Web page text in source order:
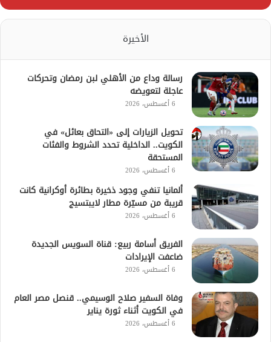
الأخيرة
رسالة وداع من الأهلي لبن رمضان وتحركات
عاجلة لتعويضه
6 أغسطس، 2026
تحويل الزيارات إلى «التحاق بعائل» في
الكويت.. الداخلية تحدد الشروط والفئات
المستحقة
6 أغسطس، 2026
ألمانيا تنفي وجود ذخيرة بطائرة أوكرانية كانت
قريبة من مسيّرة مطار لايبتسيج
6 أغسطس، 2026
الفريق أسامة ربيع: قناة السويس الجديدة
ضاعفت الإيرادات
6 أغسطس، 2026
وفاة السفير صلاح الوسيمي.. قنصل مصر العام
في الكويت أثناء ثورة يناير
6 أغسطس، 2026